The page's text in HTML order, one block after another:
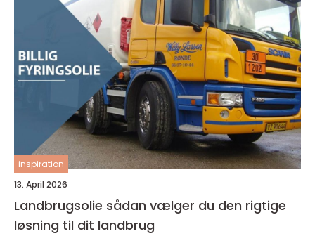
inspiration
13. April 2026
Landbrugsolie sådan vælger du den rigtige
løsning til dit landbrug